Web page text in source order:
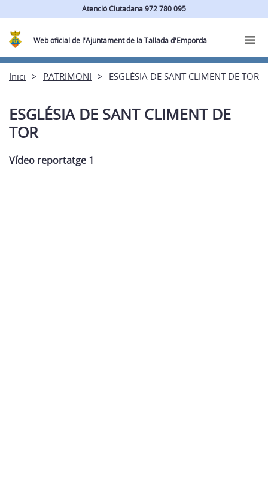
Atenció Ciutadana 972 780 095
Web oficial de l'Ajuntament de la Tallada d'Empordà
Inici PATRIMONI ESGLÉSIA DE SANT CLIMENT DE TOR
ESGLÉSIA DE SANT CLIMENT DE
TOR
Vídeo reportatge 1